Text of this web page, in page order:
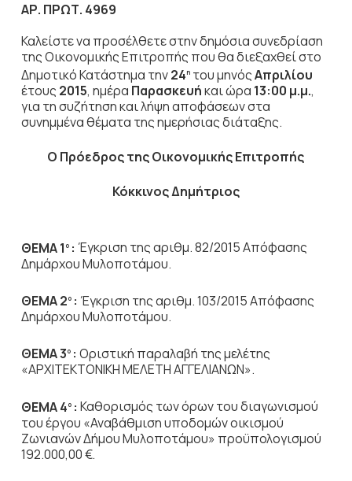
ΑΡ. ΠΡΩΤ. 4969
Καλείστε να προσέλθετε στην δημόσια συνεδρίαση
της Οικονομικής Επιτροπής που θα διεξαχθεί στο
Δημοτικό Κατάστημα την24ητου μηνόςΑπριλίου
έτους 2015, ημέρα Παρασκευήκαι ώρα 13:00 μ.μ.,
για τη συζήτησηκαι λήψη αποφάσεων στα
συνημμένα θέματα της ημερήσιας διάταξης.
Ο Πρόεδροςτης Οικονομικής Επιτροπής
Κόκκινος Δημήτριος
ΘΕΜΑ 1 ο : Έγκριση της αριθμ. 82/2015 Απόφασης
Δημάρχου Μυλοποτάμου.
ΘΕΜΑ 2ο : Έγκριση της αριθμ. 103/2015 Απόφασης
Δημάρχου Μυλοποτάμου.
ΘΕΜΑ 3ο : Οριστική παραλαβή της μελέτης
«ΑΡΧΙΤΕΚΤΟΝΙΚΗ ΜΕΛΕΤΗ ΑΓΓΕΛΙΑΝΩΝ».
ΘΕΜΑ 4ο : Καθορισμός των όρων του διαγωνισμού
του έργου «Αναβάθμιση υποδομών οικισμού
Ζωνιανών Δήμου Μυλοποτάμου» προϋπολογισμού
192.000,00 €.